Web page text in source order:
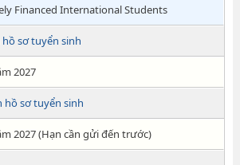
Financed International Students
sơ tuyển sinh
2027
hồ sơ tuyển sinh
2027 (Hạn cần gửi đến trước)